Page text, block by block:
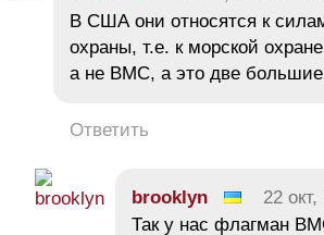
В США они относятся к
охраны, т.е. к морской
а не ВМС, а это две
Ответить
brooklyn 22
Так у нас флагман